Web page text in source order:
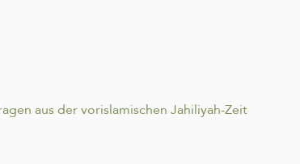
aus der vorislamischen Jahiliyah-Zeit